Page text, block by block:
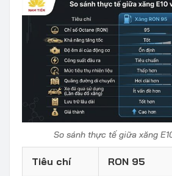
So sánh thực tế giữa xăng
Tiêu chí RON 95